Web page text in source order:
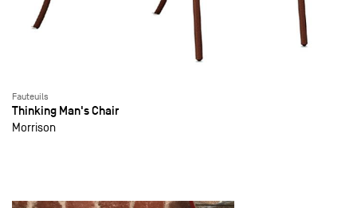
Fauteuils
Thinking Man's Chair
Morrison